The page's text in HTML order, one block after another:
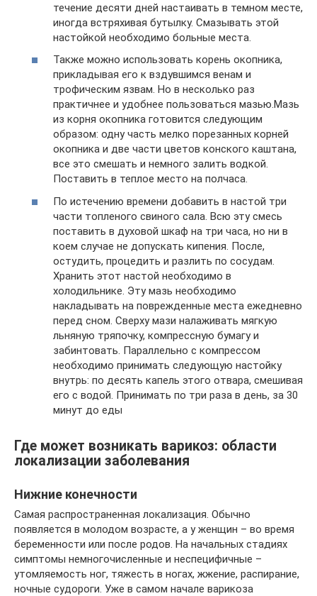
течение десяти дней настаивать в темном месте,
иногда встряхивая бутылку. Смазывать этой
настойкой необходимо больные места.
Также можно использовать корень окопника,
прикладывая его к вздувшимся венам и
трофическим яз­вам. Но в несколько раз
практичнее и удобнее пользоваться мазью.Мазь
из корня окопника готовится следующим
образом: одну часть мелко порезанных корней
окопника и две части цветов конского каштана,
все это смешать и немного залить водкой.
Поставить в теплое место на полчаса.
По истечению времени добавить в настой три
части топленого свино­го сала. Всю эту смесь
поставить в духовой шкаф на три часа, но ни в
коем случае не допускать кипения. После,
остудить, процедить и разлить по сосудам.
Хранить этот настой необходимо в
холодильнике. Эту мазь необходимо
накладывать на поврежденные места ежедневно
перед сном. Сверху мази налаживать мягкую
льняную тряпочку, компрессную бумагу и
забинтовать. Параллельно с компрессом
необходимо принимать следующую настойку
внутрь: по десять капель этого отвара, смешивая
его с водой. Принимать по три раза в день, за 30
минут до еды
Где может возникать варикоз: области
локализации заболевания
Нижние конечности
Самая распространенная локализация. Обычно
появляется в молодом возрасте, а у женщин – во время
беременности или после родов. На начальных стадиях
симптомы немногочисленные и неспецифичные –
утомляемость ног, тяжесть в ногах, жжение, распирание,
ночные судороги. Уже в самом начале варикоза